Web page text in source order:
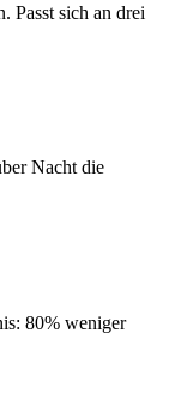
Passt sich an drei
Nacht die
80% weniger